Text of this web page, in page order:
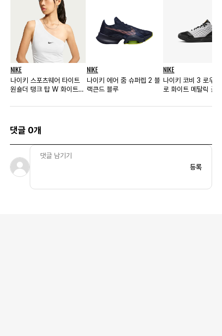
NIKE
나이키 스포츠웨어 타이트
원숄더 탱크 탑 W 화이트
NIKE
나이키 에어 줌 슈퍼렙 2 블
랙큰드 블루
NIKE
나이키 코비 3 로우
로 화이트 메탈릭 골
댓글 0개
등록